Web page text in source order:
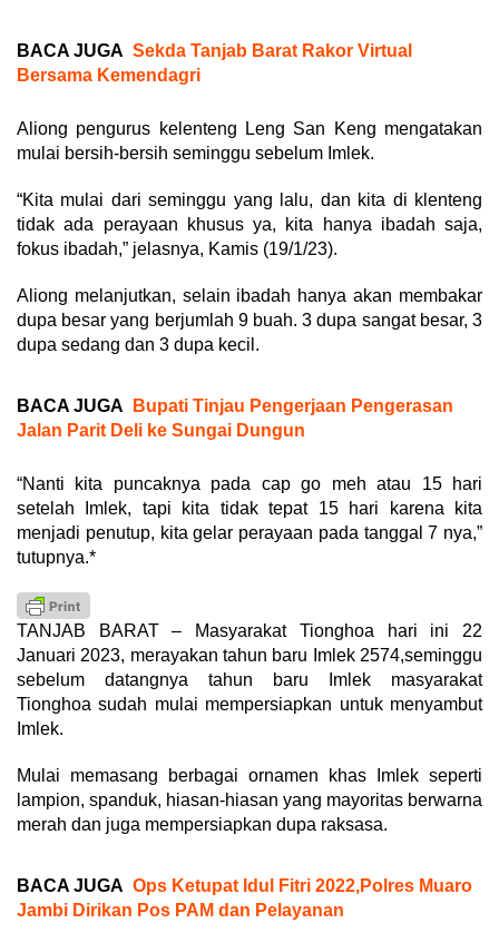
BACA JUGA Sekda Tanjab Barat Rakor Virtual
Bersama Kemendagri
Aliong pengurus kelenteng Leng San Keng mengatakan
mulai bersih-bersih seminggu sebelum Imlek.
“Kita mulai dari seminggu yang lalu, dan kita di klenteng
tidak ada perayaan khusus ya, kita hanya ibadah saja,
fokus ibadah,” jelasnya, Kamis (19/1/23).
Aliong melanjutkan, selain ibadah hanya akan membakar
dupa besar yang berjumlah 9 buah. 3 dupa sangat besar, 3
dupa sedang dan 3 dupa kecil.
BACA JUGA
Bupati Tinjau Pengerjaan Pengerasan
Jalan Parit Deli ke Sungai Dungun
“Nanti kita puncaknya pada cap go meh atau 15 hari
setelah Imlek, tapi kita tidak tepat 15 hari karena kita
menjadi penutup, kita gelar perayaan pada tanggal 7 nya,”
tutupnya.*
TANJAB BARAT – Masyarakat Tionghoa hari ini 22
Januari 2023, merayakan tahun baru Imlek 2574,seminggu
sebelum datangnya tahun baru Imlek masyarakat
Tionghoa sudah mulai mempersiapkan untuk menyambut
Imlek.
Mulai memasang berbagai ornamen khas Imlek seperti
lampion, spanduk, hiasan-hiasan yang mayoritas berwarna
merah dan juga mempersiapkan dupa raksasa.
BACA JUGA Ops Ketupat Idul Fitri 2022,Polres Muaro
Jambi Dirikan Pos PAM dan Pelayanan